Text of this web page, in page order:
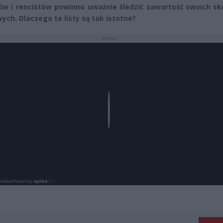
i rencistów powinno uważnie śledzić zawartość swoich
Dlaczego te listy są tak istotne?